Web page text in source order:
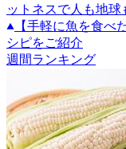
ットネスで人も地球
【手軽に魚を食べ
シピをご紹介
週間ランキング